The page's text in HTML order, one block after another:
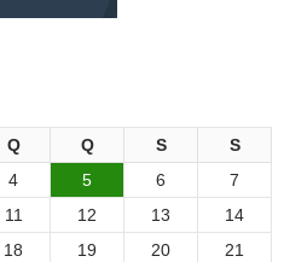
Q Q S
S
4 5 6
7
11 12 13
14
18 19 20
21